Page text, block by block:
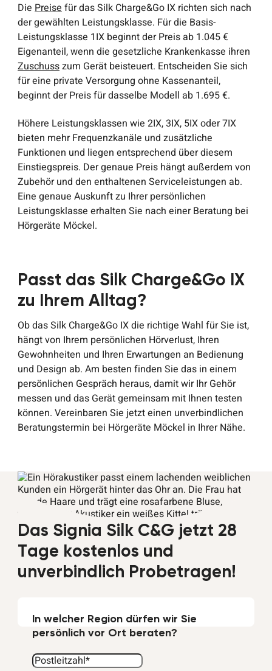
DiePreisefür das Silk Charge&Go IX richten sich nach
der gewählten Leistungsklasse. Für die Basis-
Leistungsklasse 1IX beginnt der Preis ab 1.045 €
Eigenanteil, wenn die gesetzliche Krankenkasse ihren
Zuschusszum Gerät beisteuert. Entscheiden Sie sich
für eine private Versorgung ohne Kassenanteil,
beginnt der Preis für dasselbe Modell ab 1.695 €.
Höhere Leistungsklassen wie 2IX, 3IX, 5IX oder 7IX
bieten mehr Frequenzkanäle und zusätzliche
Funktionen und liegen entsprechend über diesem
Einstiegspreis. Der genaue Preis hängt außerdem von
Zubehör und den enthaltenen Serviceleistungen ab.
Eine genaue Auskunft zu Ihrer persönlichen
Leistungsklasse erhalten Sie nach einer Beratung bei
Hörgeräte Möckel.
Passt das Silk Charge&Go IX
zu Ihrem Alltag?
Ob das Silk Charge&Go IX die richtige Wahl für Sie ist,
hängt von Ihrem persönlichen Hörverlust, Ihren
Gewohnheiten und Ihren Erwartungen an Bedienung
und Design ab. Am besten finden Sie das in einem
persönlichen Gespräch heraus, damit wir Ihr Gehör
messen und das Gerät gemeinsam mit Ihnen testen
können. Vereinbaren Sie jetzt einen unverbindlichen
Beratungstermin bei Hörgeräte Möckel in Ihrer Nähe.
Das Signia Silk C&G jetzt 28
Tage kostenlos und
unverbindlich Probetragen!
In welcher Region dürfen wir Sie
persönlich vor Ort beraten?